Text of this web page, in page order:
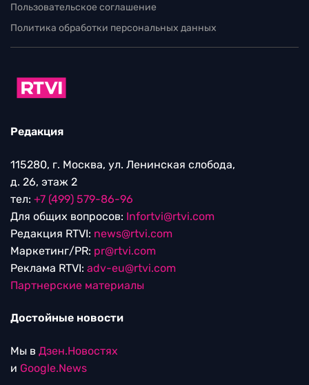
Пользовательское соглашение
Политика обработки персональных данных
Редакция
115280, г. Москва, ул. Ленинская слобода,
д. 26, этаж 2
тел: +7 (499) 579-86-96
Для общих вопросов: Infortvi@rtvi.com
Редакция RTVI: news@rtvi.com
Маркетинг/PR: pr@rtvi.com
Реклама RTVI: adv-eu@rtvi.com
Партнерские материалы
Достойные новости
Мы в Дзен.Новостях
и Google.News